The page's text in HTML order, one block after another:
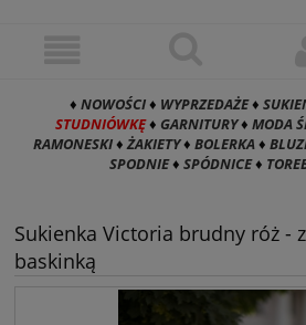
♦ NOWOŚCI♦ WYPRZEDAŻE♦
STUDNIÓWKĘ♦ GARNITURY♦ MODA
RAMONESKI♦ŻAKIETY♦ BOLERKA♦
SPODNIE♦ SPÓDNICE♦
Sukienka Victoria brudny róż -
baskinką